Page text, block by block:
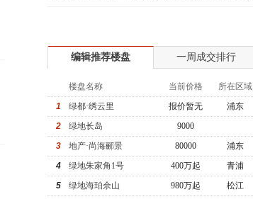
编辑推荐楼盘 一周成交排行
楼盘名称 当前价格
所在区域
1
绿都·绣云里 报价暂无
浦东
2
绿地长岛
9000
3
地产·尚海郦景 80000
浦东
4
绿地朱家角1号 400万起
青浦
5
绿地海珀佘山 980万起
松江